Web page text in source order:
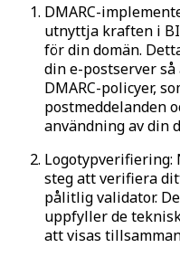
DMARC-
utnyttja kraften i
för din domän.
din e-postserver
DMARC-policyer,
postmeddelanden
användning av din
Logotypverifiering:
steg att verifiera
pålitlig validator.
uppfyller de
att visas